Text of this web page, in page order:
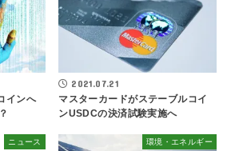
インへ
2021.07.21
マスターカードがステーブルコイ
ンUSDCの決済試験実施へ
ニュース 環境・エネルギー